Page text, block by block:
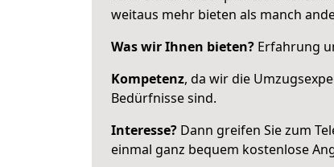
weitaus mehr bieten als manch
Was wir Ihnen bieten? Erfahrung
Kompetenz, da wir die
Bedürfnisse sind.
Interesse? Dann greifen Sie zum
einmal ganz bequem kostenlose